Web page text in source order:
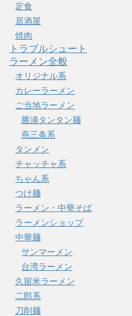
定食
居酒屋
焼肉
トラブルシュート
ラーメン全般
オリジナル系
カレーラーメン
ご当地ラーメン
勝浦タンタン麺
燕三条系
タンメン
チャッチャ系
ちゃん系
つけ麺
ラーメン・中華そば
ラーメンショップ
中華麺
サンマーメン
台湾ラーメン
久留米ラーメン
二郎系
刀削麺